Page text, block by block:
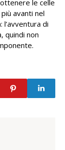
le celle
avanti nel
di
quindi non